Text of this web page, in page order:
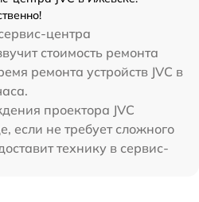
центра
стоимость ремонта
ремонта устройств JVC в
проектора JVC
если не требует сложного
технику в сервис-